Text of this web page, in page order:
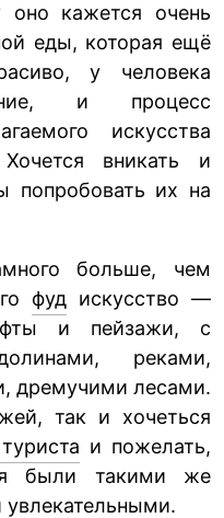
оно кажется очень
еды, которая ещё
у человека
и процесс
искусства
вникать и
попробовать их на
больше, чем
фуд искусство —
и пейзажи, с
реками,
дремучими лесами.
так и хочеться
и пожелать,
были такими же